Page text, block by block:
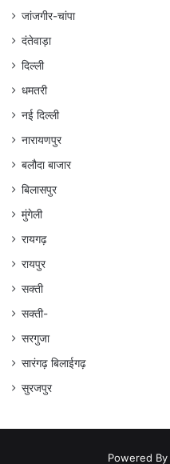
जांजगीर-चांपा
दंतेवाड़ा
दिल्ली
धमतरी
नई दिल्ली
नारायणपुर
बलौदा बाजार
बिलासपुर
मुंगेली
रायगढ़
रायपुर
सक्ती
सक्ती-
सरगुजा
सारंगढ़ बिलाईगढ़
सुरजपुर
Powered By